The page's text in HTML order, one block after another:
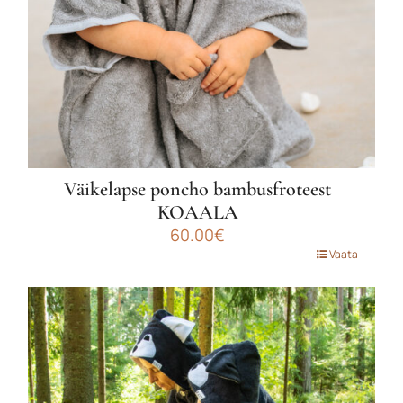
Väikelapse poncho bambusfroteest
KOAALA
60.00€
on
mitu
varianti.
Valikuid
saab
Vaata